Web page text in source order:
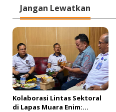
a
s
i
p
o
s
Jangan Lewatkan
Kolaborasi Lintas Sektoral
di Lapas Muara Enim: